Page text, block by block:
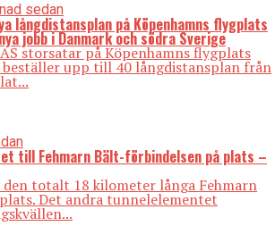
sedan
långdistansplan på Köpenhamns flygplats
jobb i Danmark och södra Sverige
storsatar på Köpenhamns flygplats
beställer upp till 40 långdistansplan från
till Fehmarn Bält-förbindelsen på plats –
totalt 18 kilometer långa Fehmarn
Det andra tunnelelementet